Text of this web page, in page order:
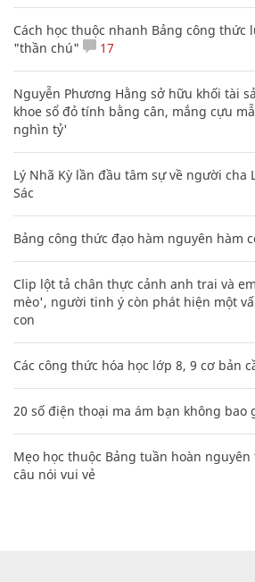
Cách học thuộc nhanh Bảng công thức
"thần chú"
17
Nguyễn Phương Hằng sở hữu khối tài
khoe sổ đỏ tính bằng cân, mắng cựu
nghìn tỷ'
Lý Nhã Kỳ lần đầu tâm sự về người cha
Sác
Bảng công thức đạo hàm nguyên hàm
Clip lột tả chân thực cảnh anh trai và
mèo', người tinh ý còn phát hiện một
con
Các công thức hóa học lớp 8, 9 cơ bản
20 số điện thoại ma ám bạn không bao
Mẹo học thuộc Bảng tuần hoàn
câu nói vui vẻ